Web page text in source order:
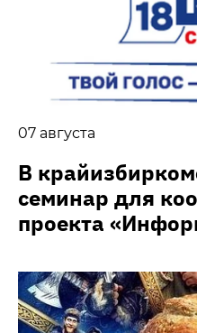
07 августа
В
семинар для
проекта